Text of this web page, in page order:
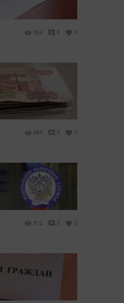
634 0 0
683 0 0
612 0 0